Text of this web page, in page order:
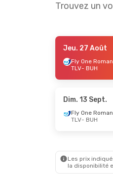
Trouvez un
- Dim. 6 Sept.
Direct
Jeu. 27 Août
Fly One
TLV- BUH
Dim. 13 Sept.
Fly One
TLV- BUH
Les prix
la disponibilité